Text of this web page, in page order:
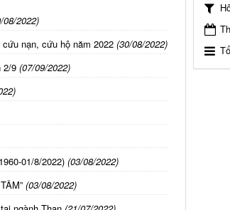
08/2022)
nạn, cứu hộ năm 2022 (30/08/2022)
2/9 (07/09/2022)
01/8/2022) (03/08/2022)
(03/08/2022)